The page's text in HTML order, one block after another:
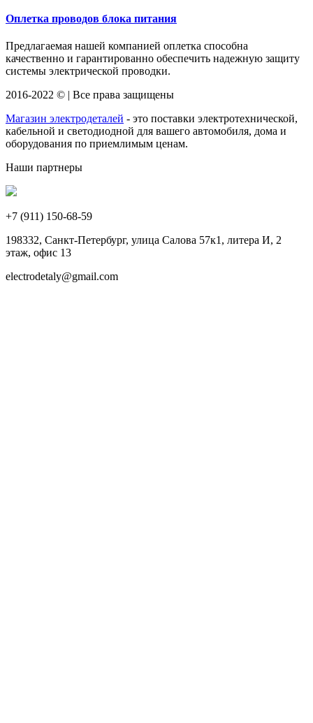
Оплетка проводов блока питания
Предлагаемая нашей компанией оплетка способна
качественно и гарантированно обеспечить надежную защиту
системы электрической проводки.
2016-2022 © | Все права защищены
Магазин электродеталей - это поставки электротехнической,
кабельной и светодиодной для вашего автомобиля, дома и
оборудования по приемлимым ценам.
Наши партнеры
+7 (911) 150-68-59
198332, Санкт-Петербург, улица Салова 57к1, литера И, 2
этаж, офис 13
electrodetaly@gmail.com